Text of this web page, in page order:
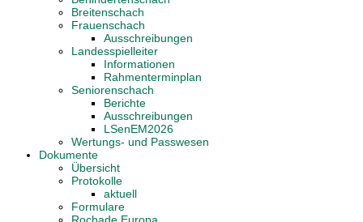
Breitenschach
Frauenschach
Ausschreibungen
Landesspielleiter
Informationen
Rahmenterminplan
Seniorenschach
Berichte
Ausschreibungen
LSenEM2026
Wertungs- und Passwesen
Dokumente
Übersicht
Protokolle
aktuell
Formulare